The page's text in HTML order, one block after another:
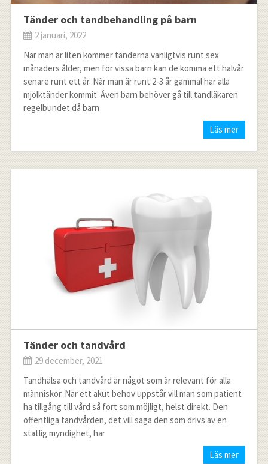
Tänder och tandbehandling på barn
2 januari, 2022
När man är liten kommer tänderna vanligtvis runt sex
månaders ålder, men för vissa barn kan de komma ett halvår
senare runt ett år. När man är runt 2-3 år gammal har alla
mjölktänder kommit. Även barn behöver gå till tandläkaren
regelbundet då barn
Läs mer
Tänder och tandvård
29 december, 2021
Tandhälsa och tandvård är något som är relevant för alla
människor. När ett akut behov uppstår vill man som patient
ha tillgång till vård så fort som möjligt, helst direkt. Den
offentliga tandvården, det vill säga den som drivs av en
statlig myndighet, har
Läs mer